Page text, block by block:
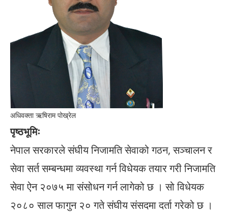
अधिवक्ता ऋषिराम पोख्रेल
पृष्ठभूमिः
नेपाल सरकारले संघीय निजामति सेवाको गठन, सञ्चालन र
सेवा सर्त सम्बन्धमा व्यवस्था गर्न विधेयक तयार गरी निजामति
सेवा ऐन २०७५ मा संसोधन गर्न लागेको छ । सो विधेयक
२०८० साल फागुन २० गते संघीय संसदमा दर्ता गरेको छ ।